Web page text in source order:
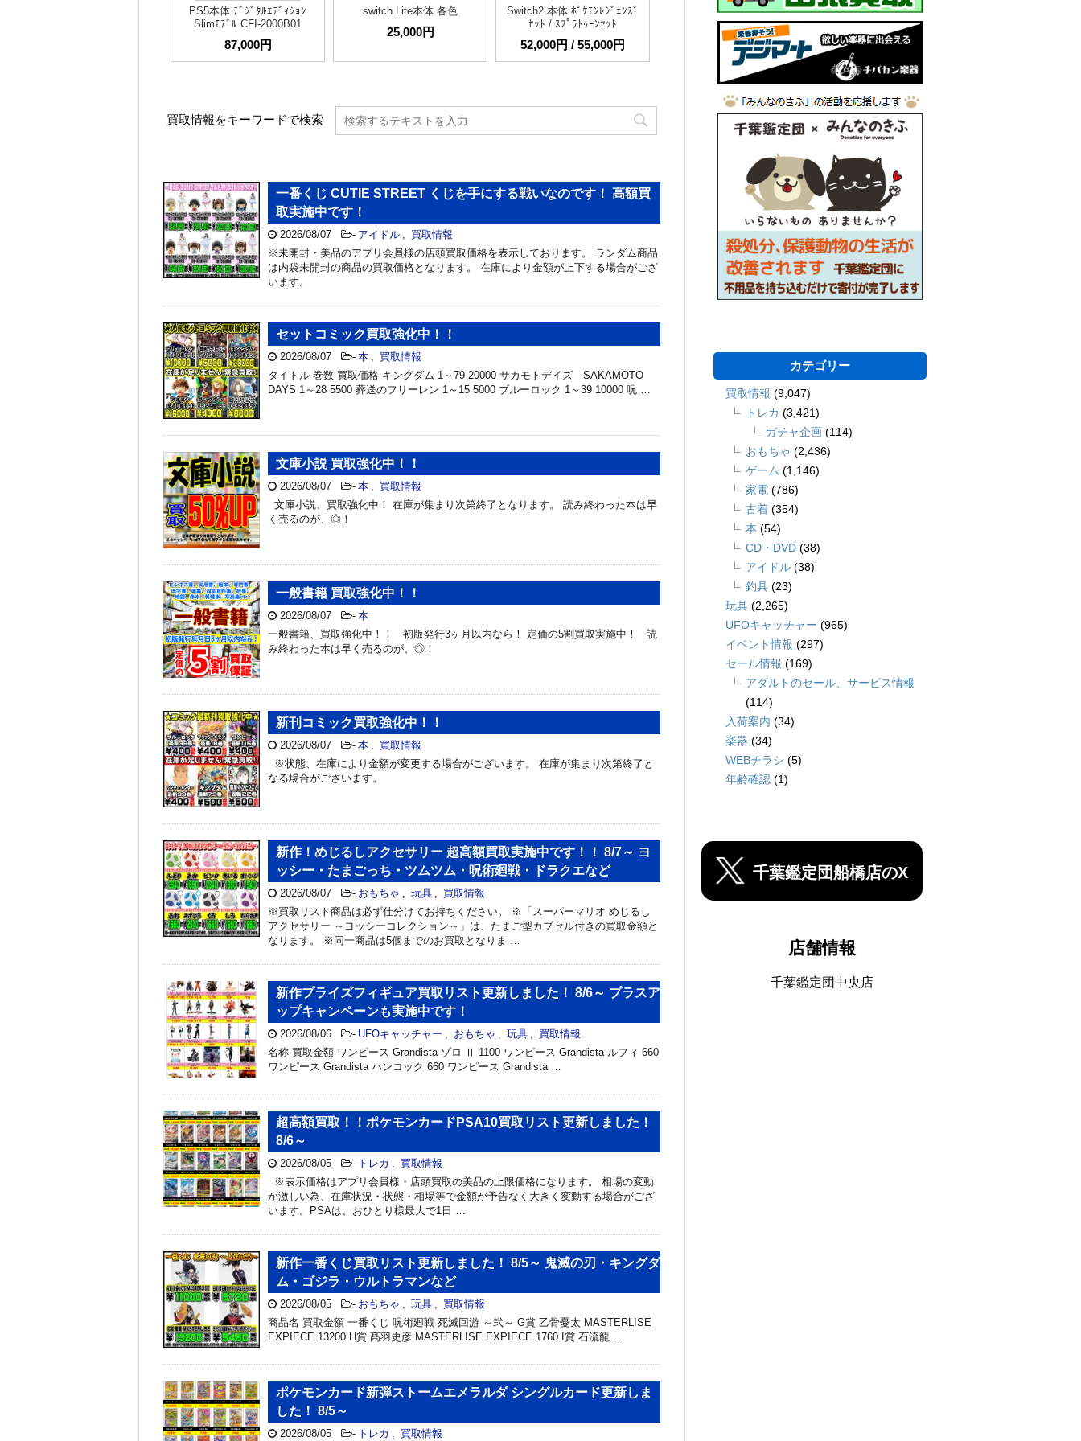
PS5本体 ﾃﾞｼﾞﾀﾙｴﾃﾞｨｼｮﾝ
Slimﾓﾃﾞﾙ CFI-2000B01
87,000円
switch Lite本体 各色
25,000円
Switch2 本体 ﾎﾟｹﾓﾝﾚｼﾞｪﾝｽﾞ
ｾｯﾄ / ｽﾌﾟﾗﾄｩｰﾝｾｯﾄ
52,000円 / 55,000円
買取情報をキーワードで検索
一番くじ CUTIE STREET くじを手にする戦いなのです！ 高額買
取実施中です！
2026/08/07 - アイドル , 買取情報
※未開封・美品のアプリ会員様の店頭買取価格を表示しております。 ランダム商品
は内袋未開封の商品の買取価格となります。 在庫により金額が上下する場合がござ
います。
セットコミック買取強化中！！
2026/08/07 - 本 , 買取情報
タイトル 巻数 買取価格 キングダム 1～79 20000 サカモトデイズ SAKAMOTO
DAYS 1～28 5500 葬送のフリーレン 1～15 5000 ブルーロック 1～39 10000 呪 …
文庫小説 買取強化中！！
2026/08/07 - 本 , 買取情報
文庫小説、買取強化中！ 在庫が集まり次第終了となります。 読み終わった本は早
く売るのが、◎！
一般書籍 買取強化中！！
2026/08/07 - 本
一般書籍、買取強化中！！ 初版発行3ヶ月以内なら！ 定価の5割買取実施中！ 読
み終わった本は早く売るのが、◎！
新刊コミック買取強化中！！
2026/08/07 - 本 , 買取情報
※状態、在庫により金額が変更する場合がございます。 在庫が集まり次第終了と
なる場合がございます。
新作！めじるしアクセサリー 超高額買取実施中です！！ 8/7～ ヨ
ッシー・たまごっち・ツムツム・呪術廻戦・ドラクエなど
2026/08/07 - おもちゃ , 玩具 , 買取情報
※買取リスト商品は必ず仕分けてお持ちください。 ※「スーパーマリオ めじるし
アクセサリー ～ヨッシーコレクション～」は、たまご型カプセル付きの買取金額と
なります。 ※同一商品は5個までのお買取となりま …
新作プライズフィギュア買取リスト更新しました！ 8/6～ プラスア
ップキャンペーンも実施中です！
2026/08/06 - UFOキャッチャー , おもちゃ , 玩具 , 買取情報
名称 買取金額 ワンピース Grandista ゾロ Ⅱ 1100 ワンピース Grandista ルフィ 660
ワンピース Grandista ハンコック 660 ワンピース Grandista …
超高額買取！！ポケモンカードPSA10買取リスト更新しました！
8/6～
2026/08/05 - トレカ , 買取情報
※表示価格はアプリ会員様・店頭買取の美品の上限価格になります。 相場の変動
が激しい為、在庫状況・状態・相場等で金額が予告なく大きく変動する場合がござ
います。PSAは、おひとり様最大で1日 …
新作一番くじ買取リスト更新しました！ 8/5～ 鬼滅の刃・キングダ
ム・ゴジラ・ウルトラマンなど
2026/08/05 - おもちゃ , 玩具 , 買取情報
商品名 買取金額 一番くじ 呪術廻戦 死滅回游 ～弐～ G賞 乙骨憂太 MASTERLISE
EXPIECE 13200 H賞 髙羽史彦 MASTERLISE EXPIECE 1760 I賞 石流龍 …
ポケモンカード新弾ストームエメラルダ シングルカード更新しま
した！ 8/5～
2026/08/05 - トレカ , 買取情報
カテゴリー
買取情報 (9,047)
トレカ (3,421)
ガチャ企画 (114)
おもちゃ (2,436)
ゲーム (1,146)
家電 (786)
古着 (354)
本 (54)
CD・DVD (38)
アイドル (38)
釣具 (23)
玩具 (2,265)
UFOキャッチャー (965)
イベント情報 (297)
セール情報 (169)
アダルトのセール、サービス情報
(114)
入荷案内 (34)
楽器 (34)
WEBチラシ (5)
年齢確認 (1)
千葉鑑定団船橋店のX
店舗情報
千葉鑑定団中央店